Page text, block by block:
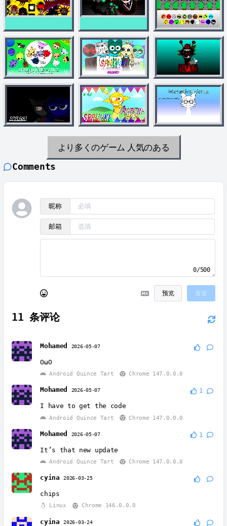
より多くのゲーム 人気のある
Comments
昵称
邮箱
0/500
预览 发送
11 条评论
Mohamed 2026-05-07
OωO
Android Quince Tart Chrome 147.0.0.0
Mohamed 2026-05-07 1
I have to get the code
Android Quince Tart Chrome 147.0.0.0
Mohamed 2026-05-07 1
It’s that new update
Android Quince Tart Chrome 147.0.0.0
cyina 2026-03-25
chips
Linux Chrome 146.0.0.0
cyina 2026-03-24